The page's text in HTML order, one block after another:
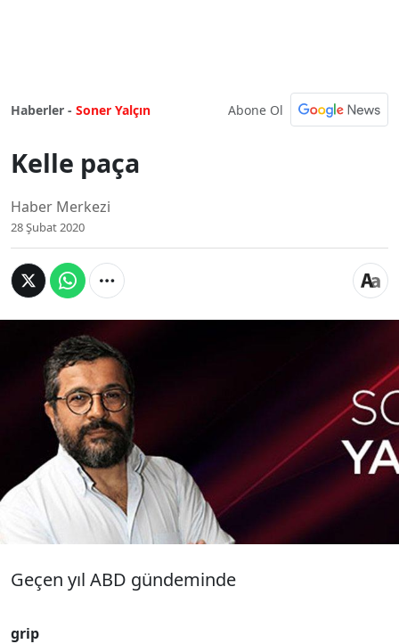
Haberler - Soner Yalçın Abone Ol
Kelle paça
Haber Merkezi
28 Şubat 2020
Kelle
paça
Geçen yıl ABD gündeminde
grip